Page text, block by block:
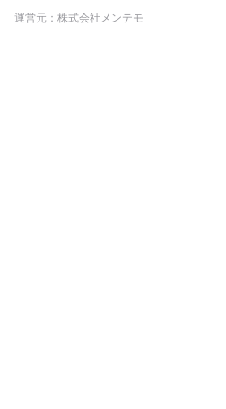
運営元：株式会社メンテモ